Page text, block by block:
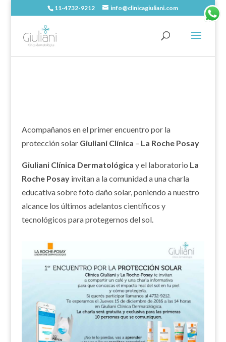
11-4732-9212 info@clinicagiuliani.com
Acompañanos en el primer encuentro por la
protección solarGiuliani Clínica – La Roche Posay
Giuliani Clínica Dermatológica y el laboratorio La
Roche Posayinvitan a la comunidad a una charla
educativa sobre foto daño solar, poniendo a nuestro
alcance los últimos adelantos científicos y
tecnológicos para protegernos del sol.